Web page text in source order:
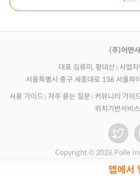
앱에서
(주)어떤
대표 김류미, 황대산
사업
서울특별시 중구 세종대로 136 서울파
사용 가이드 자주 묻는 질문 커뮤니티 가이
위치기반서비
Copyright © 2026 Polle